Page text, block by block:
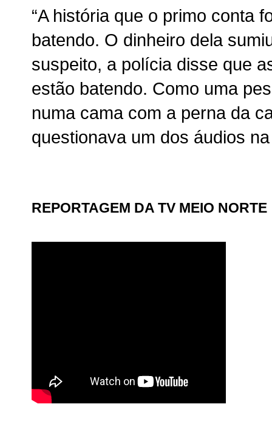
“A história que o primo conta
batendo. O dinheiro dela
suspeito, a polícia disse que
estão batendo. Como uma
numa cama com a perna da
questionava um dos áudios
REPORTAGEM DA TV MEIO NORTE